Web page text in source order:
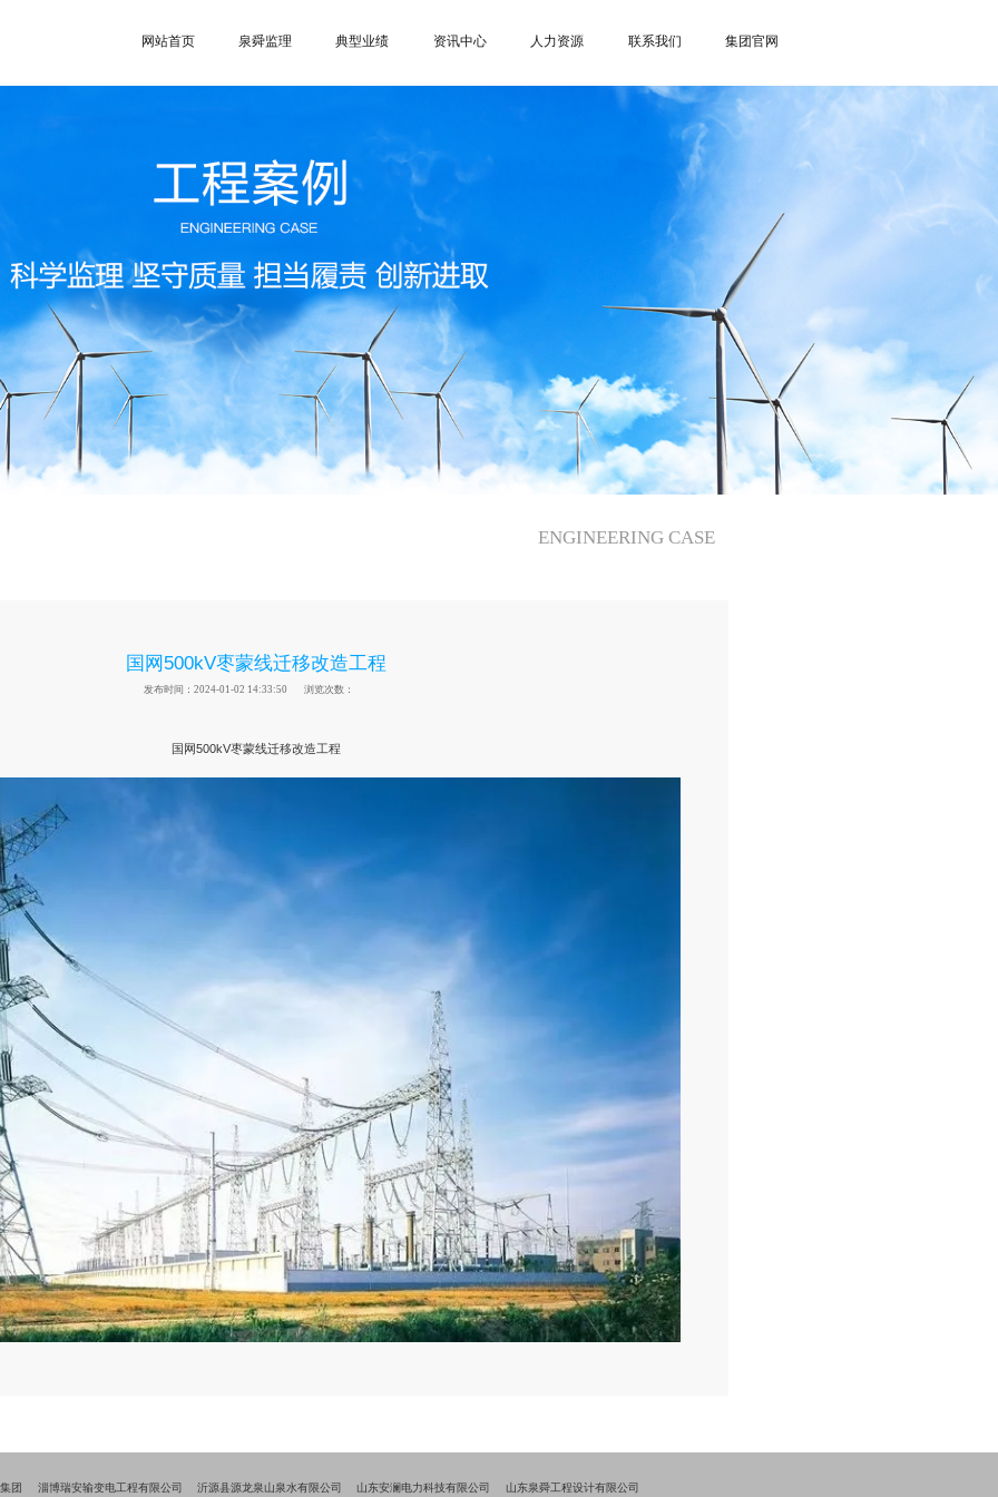
网站首页 泉舜监理 典型业绩 资讯中心 人力资源 联系我们 集团官网
ENGINEERING CASE
国网500kV枣蒙线迁移改造工程
发布时间：2024-01-02 14:33:50 浏览次数：
国网500kV枣蒙线迁移改造工程
团 淄博瑞安输变电工程有限公司 沂源县源龙泉山泉水有限公司 山东安澜电力科技有限公司 山东泉舜工程设计有限公司